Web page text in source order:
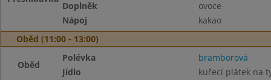
Doplněk
ovoce
Nápoj
kakao
Oběd (11:00 - 13:00)
Oběd
Polévka
bramborová
Jídlo
kuřecí plátek na